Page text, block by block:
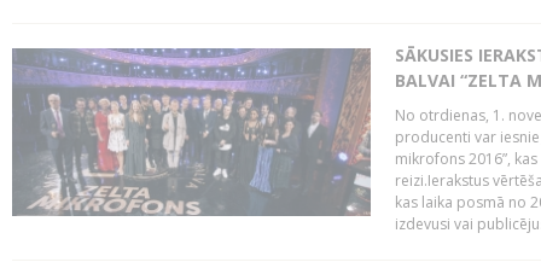
SĀKUSIES
BALVAI “ZELTA
No otrdienas, 1.
producenti var
mikrofons 2016”,
reizi.Ierakstus
kas laika posmā no
izdevusi vai